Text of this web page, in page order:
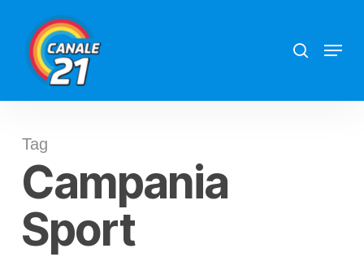
main
content
Menu
Tag
Campania
Sport